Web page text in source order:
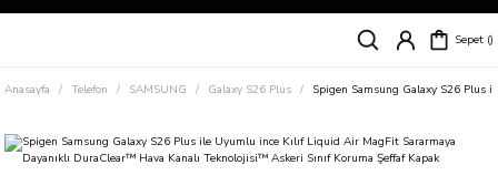
Siparişleriniz
Süper İndirimli Fiyatlar
Sepet
Anasayfa Telefon SAMSUNG Galaxy S26 Plus Spigen Samsung Galaxy S26 Plus